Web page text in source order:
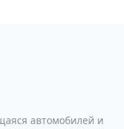
автомобилей и